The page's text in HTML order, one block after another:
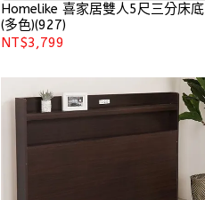
Homelike 喜家居雙人5尺三分床底
(多色)(927)
NT$3,799